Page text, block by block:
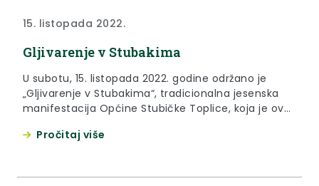
15. listopada 2022.
Gljivarenje v Stubakima
U subotu, 15. listopada 2022. godine održano je
„Gljivarenje v Stubakima“, tradicionalna jesenska
manifestacija Općine Stubičke Toplice, koja je ove
Pročitaj više